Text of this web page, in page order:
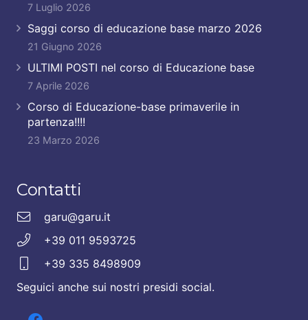
7 Luglio 2026
Saggi corso di educazione base marzo 2026
21 Giugno 2026
ULTIMI POSTI nel corso di Educazione base
7 Aprile 2026
Corso di Educazione-base primaverile in
partenza!!!!
23 Marzo 2026
Contatti
garu@garu.it
+39 011 9593725
+39 335 8498909
Seguici anche sui nostri presidi social.